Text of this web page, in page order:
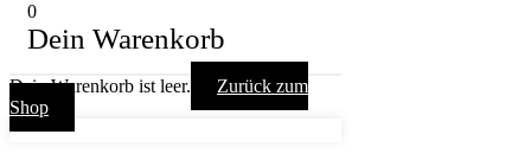
0
Dein Warenkorb
Dein Warenkorb ist leer.
Zurück zum
Shop